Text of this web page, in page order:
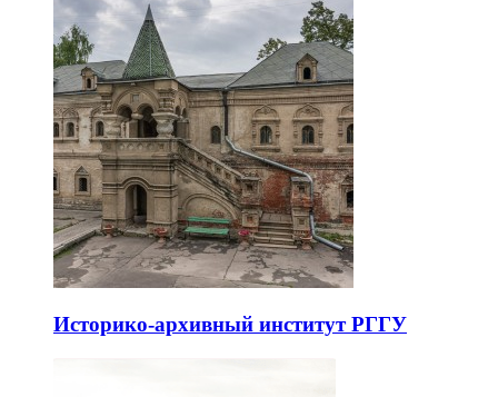
Историко-архивный институт РГГУ